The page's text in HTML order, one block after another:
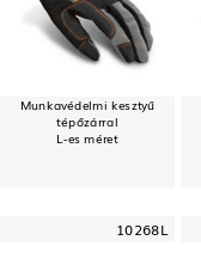
Munkavédelmi kesztyű
tépőzárral
L-es méret
10268L